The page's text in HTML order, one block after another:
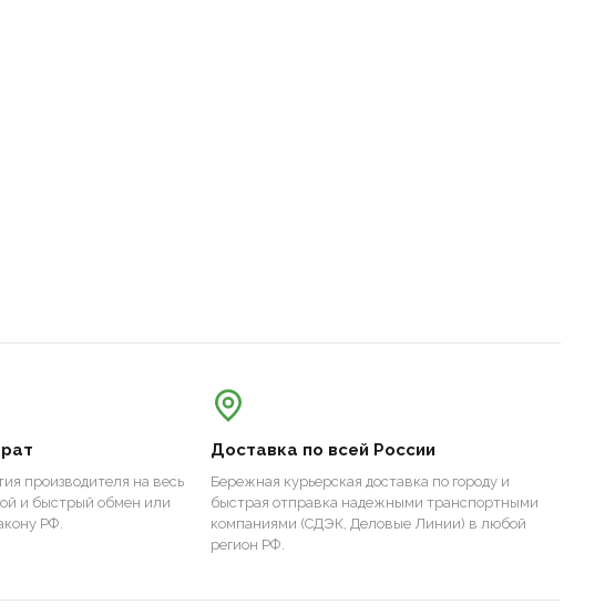
производителя на весь
и быстрый обмен или
РФ.
Доставка по всей России
Бережная курьерская доставка по городу и
быстрая отправка надежными транспортными
компаниями (СДЭК, Деловые Линии) в любой
регион РФ.